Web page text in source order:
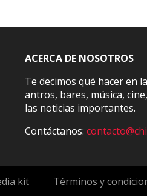
ACERCA DE NOSOTROS
Te decimos qué hacer en
antros, bares, música,
las noticias importantes.
Contáctanos:
kit Términos y